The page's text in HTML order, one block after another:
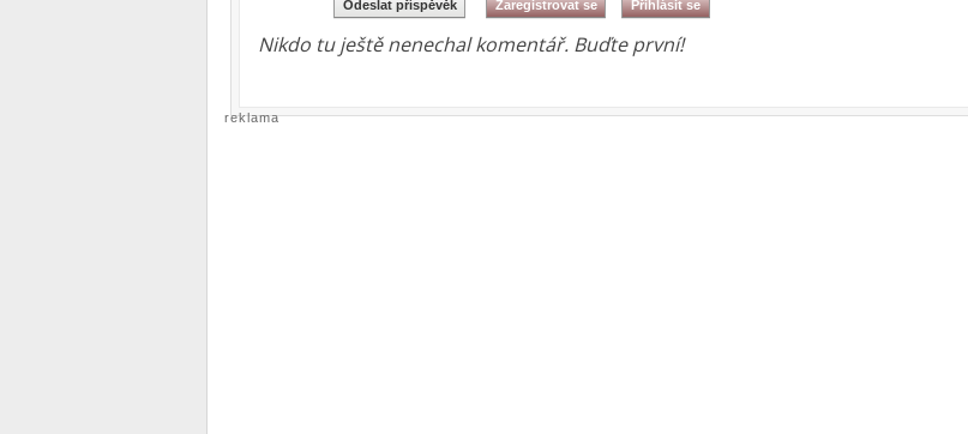
Nikdo tu ještě nenechal komentář. Buďte první!
reklama